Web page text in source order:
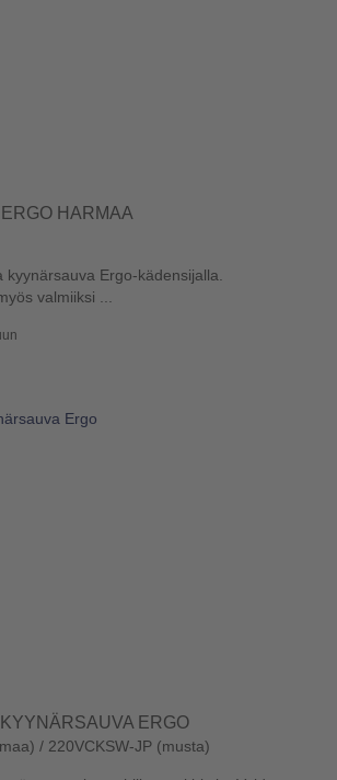
HARMAA
Ergo-kädensijalla.
valmiiksi ...
ERGO
/ 220VCKSW-JP (musta)